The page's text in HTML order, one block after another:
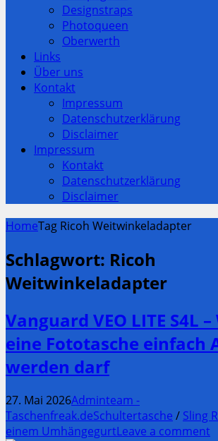
Designstraps
Photoqueen
Oberwerth
Links
Über uns
Kontakt
Impressum
Datenschutzerklärung
Disclaimer
Impressum
Kontakt
Datenschutzerklärung
Disclaimer
HomeTag Ricoh Weitwinkeladapter
Schlagwort: Ricoh
Weitwinkeladapter
Vanguard VEO LITE S4L
eine Fototasche einfach
werden darf
27. Mai 2026Adminteam -
Taschenfreak.deSchultertasche / Sling
einem UmhängegurtLeave a comment